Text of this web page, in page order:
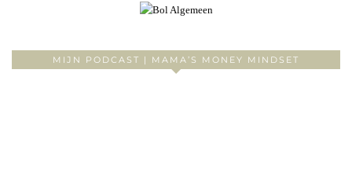
MIJN PODCAST | MAMA’S MONEY MINDSET